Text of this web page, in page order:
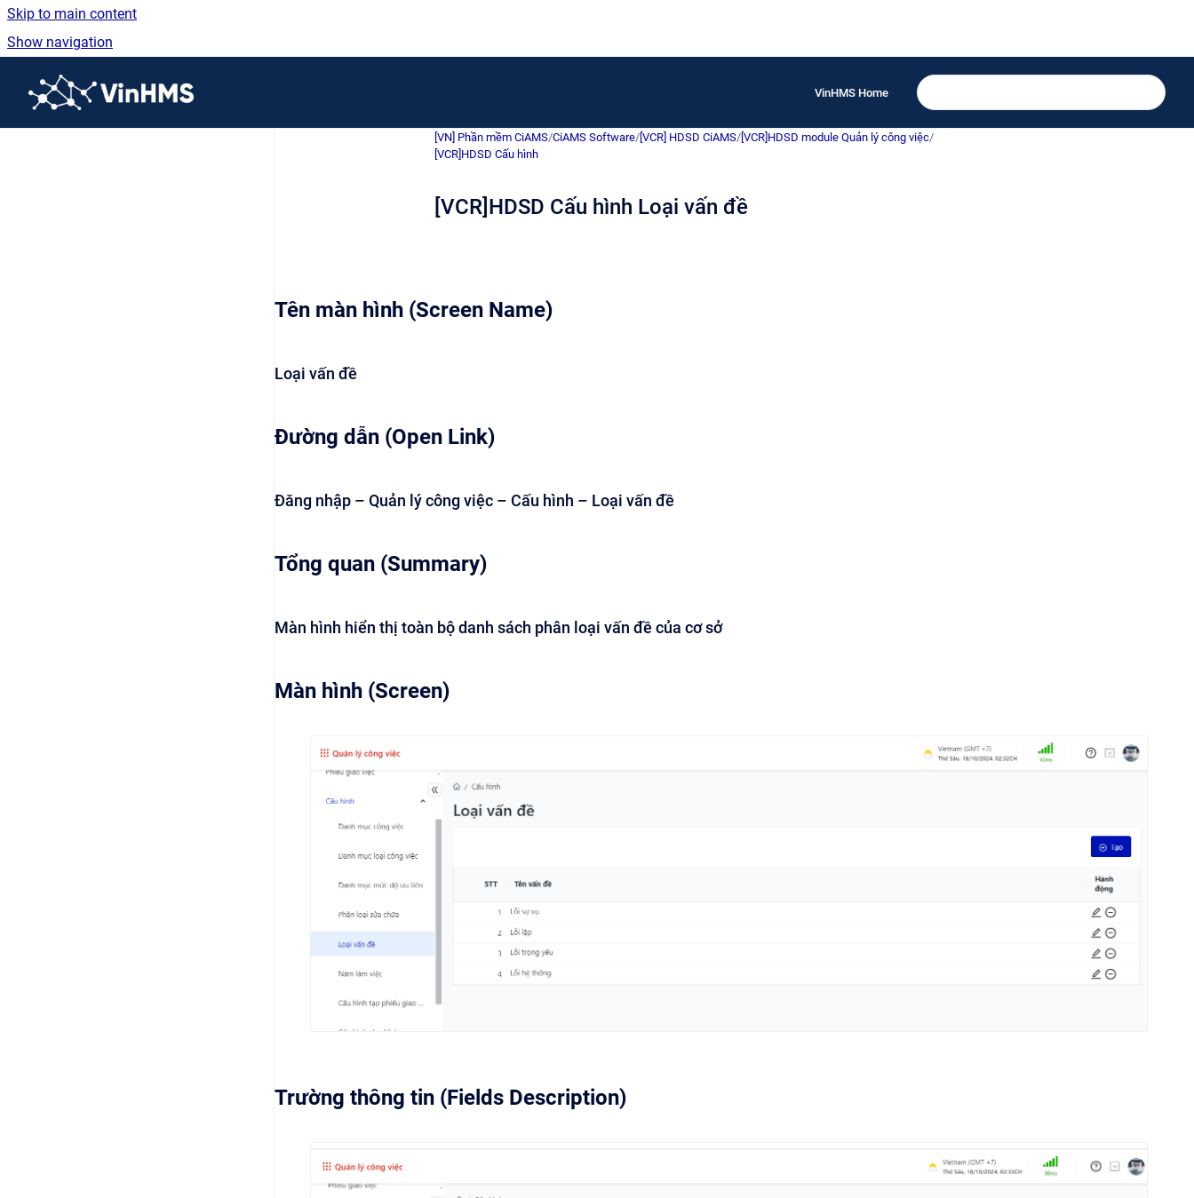
Skip to main content
Show navigation
VinHMS Home
[VN] Phần mềm CiAMS/CiAMS Software/ [VCR] HDSD CiAMS/ [VCR]HDSD module Quản lý công việc/
[VCR]HDSD Cấu hình
[VCR]HDSD Cấu hình Loại vấn đề
Tên màn hình (Screen Name)
Loại vấn đề
Đường dẫn (Open Link)
Đăng nhập – Quản lý công việc – Cấu hình – Loại vấn đề
Tổng quan (Summary)
Màn hình hiển thị toàn bộ danh sách phân loại vấn đề của cơ sở
Màn hình (Screen)
Trường thông tin (Fields Description)